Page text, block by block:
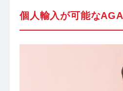
個人輸入が可能な